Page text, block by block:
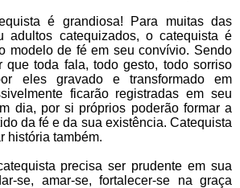
é grandiosa! Para muitas das
adultos catequizados, o catequista é
modelo de fé em seu convívio. Sendo
que toda fala, todo gesto, todo sorriso
eles gravado e transformado em
ficarão registradas em seu
dia, por si próprios poderão formar a
da fé e da sua existência. Catequista
história também.
precisa ser prudente em sua
se, amar-se, fortalecer-se na graça